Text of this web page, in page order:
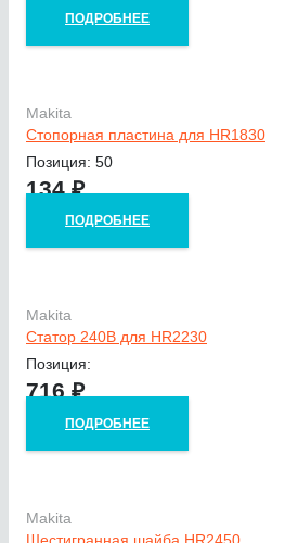
ПОДРОБНЕЕ
Makita
Стопорная пластина для HR1830
Позиция: 50
134₽
ПОДРОБНЕЕ
Makita
Статор 240В для HR2230
Позиция:
716₽
ПОДРОБНЕЕ
Makita